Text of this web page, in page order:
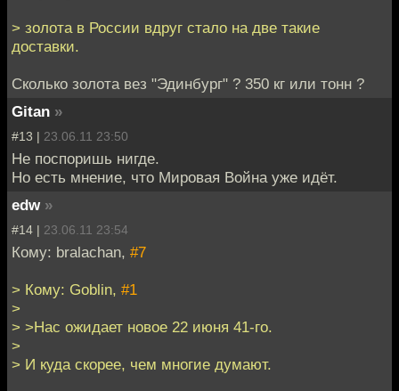
> золота в России вдруг стало на две такие
доставки.
Сколько золота вез "Эдинбург" ? 350 кг или тонн ?
Gitan »
#13 | 23.06.11 23:50
Не поспоришь нигде.
Но есть мнение, что Мировая Война уже идёт.
edw »
#14 | 23.06.11 23:54
Кому: bralachan, #7
> Кому: Goblin, #1
>
> >Нас ожидает новое 22 июня 41-го.
>
> И куда скорее, чем многие думают.